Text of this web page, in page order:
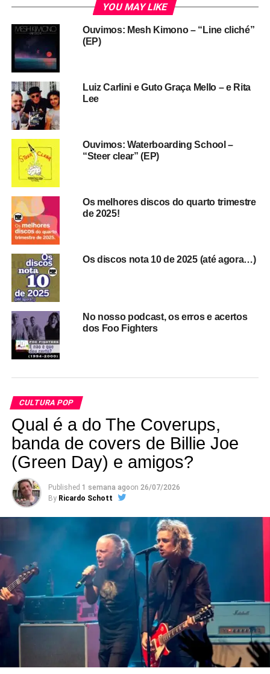
Aline Haluch . Estamos no
Spotify,Deezer ,Castbox eMixcloud: escute, siga e
compartilhe! Ah, apoia a gente
aí:catarse.me/popfantasma
RELATED TOPICS:
LEANDRO SOUTO MAIOR
POP FANTASMA DOCUMENTO
XTC
UP NEXT
Bandas (e outras coisas) que você conheceu por
causa de Renato Russo e da Legião Urbana
DON'T MISS
No podcast do POP FANTASMA, a redescoberta
de Jim Morrison em 1991
Ricardo Schott
Ricardo Schott é jornalista, radialista, editor e principal
colaborador do POP FANTASMA.
YOU MAY LIKE
Ouvimos: Mesh Kimono – “Line cliché”
(EP)
Luiz Carlini e Guto Graça Mello – e Rita
Lee
Ouvimos: Waterboarding School –
“Steer clear” (EP)
Os melhores discos do quarto trimestre
de 2025!
Os discos nota 10 de 2025 (até agora…)
No nosso podcast, os erros e acertos
dos Foo Fighters
CULTURA POP
Qual é a do The Coverups,
banda de covers de Billie Joe
(Green Day) e amigos?
Published 1 semana agoon 26/07/2026
By Ricardo Schott